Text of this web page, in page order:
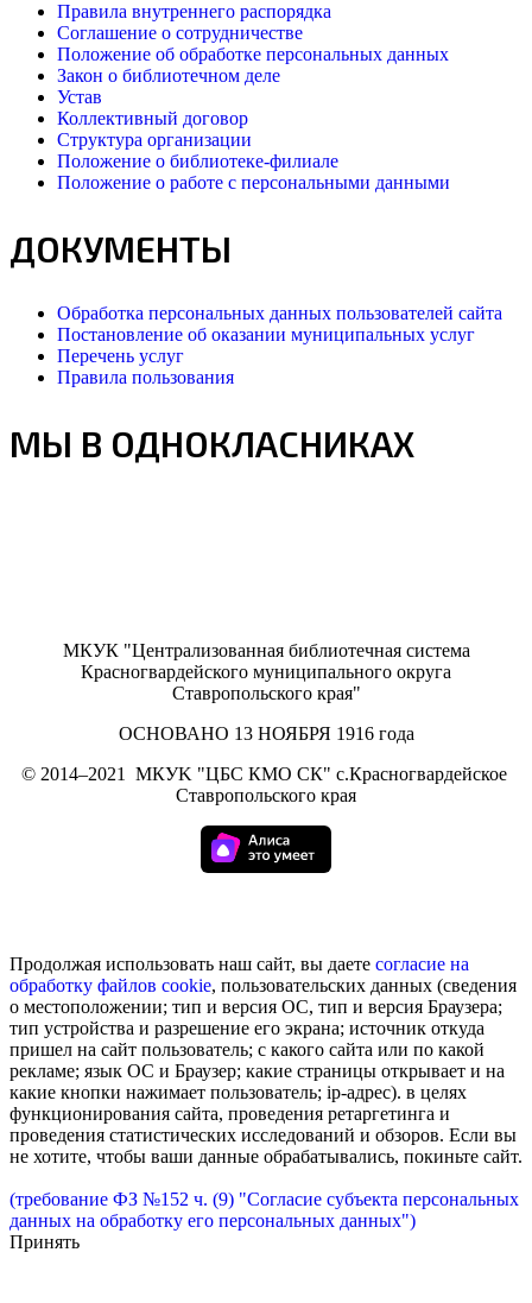
Правила внутреннего распорядка
Соглашение о сотрудничестве
Положение об обработке персональных данных
Закон о библиотечном деле
Устав
Коллективный договор
Структура организации
Положение о библиотеке-филиале
Положение о работе с персональными данными
ДОКУМЕНТЫ
Обработка персональных данных пользователей сайта
Постановление об оказании муниципальных услуг
Перечень услуг
Правила пользования
МЫ В ОДНОКЛАСНИКАХ
МКУК "Централизованная библиотечная система
Красногвардейского муниципального округа
Ставропольского края"
ОСНОВАНО 13 НОЯБРЯ 1916 года
© 2014–2021
МКУK "ЦБС КМО СК" с.Красногвардейское
Ставропольского края
Продолжая использовать наш сайт, вы даете согласие на
обработку файлов cookie, пользовательских данных (сведения
о местоположении; тип и версия ОС, тип и версия Браузера;
тип устройства и разрешение его экрана; источник откуда
пришел на сайт пользователь; с какого сайта или по какой
рекламе; язык ОС и Браузер; какие страницы открывает и на
какие кнопки нажимает пользователь; ip-адрес). в целях
функционирования сайта, проведения ретаргетинга и
проведения статистических исследований и обзоров. Если вы
не хотите, чтобы ваши данные обрабатывались, покиньте сайт.
(требование ФЗ №152 ч. (9) "Согласие субъекта персональных
данных на обработку его персональных данных")
Принять